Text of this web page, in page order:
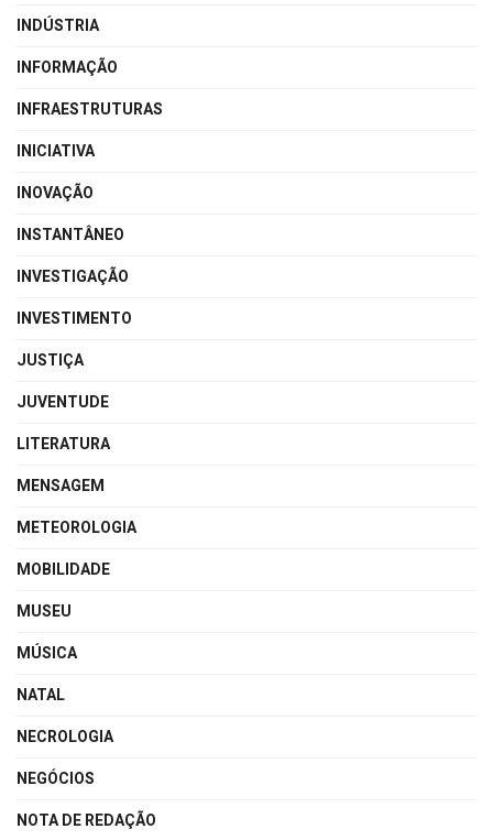
INDÚSTRIA
INFORMAÇÃO
INFRAESTRUTURAS
INICIATIVA
INOVAÇÃO
INSTANTÂNEO
INVESTIGAÇÃO
INVESTIMENTO
JUSTIÇA
JUVENTUDE
LITERATURA
MENSAGEM
METEOROLOGIA
MOBILIDADE
MUSEU
MÚSICA
NATAL
NECROLOGIA
NEGÓCIOS
NOTA DE REDAÇÃO